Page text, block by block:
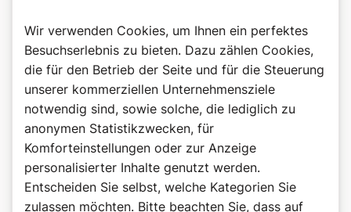
Hefe hinzugeben, Wasser zugeben und den Teig circa 5
Minuten mit den Knethacken oder in einer
Küchenmaschine kneten.
Olivenöl und Salz zum Teig geben und weitere 2 Minuten
verkneten.
Mit einem Deckel abdecken und den Teig für 1 Stunde bei
Zimmertemperatur ruhen lassen, anschließend
mindestens 24 Stunden im Kühlschrank ruhen lassen.
Wir verwenden Cookies, um Ihnen ein perfektes
Besuchserlebnis zu bieten. Dazu zählen Cookies,
die für den Betrieb der Seite und für die Steuerung
unserer kommerziellen Unternehmensziele
notwendig sind, sowie solche, die lediglich zu
anonymen Statistikzwecken, für
Komforteinstellungen oder zur Anzeige
personalisierter Inhalte genutzt werden.
Entscheiden Sie selbst, welche Kategorien Sie
zulassen möchten. Bitte beachten Sie, dass auf